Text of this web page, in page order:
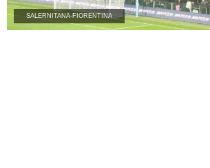
SALERNITANA-FIORENTINA